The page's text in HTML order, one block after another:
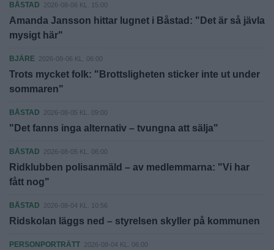
BÅSTAD 2026-08-06 KL. 15:00
Amanda Jansson hittar lugnet i Båstad: "Det är så jävla
mysigt här"
BJÄRE 2026-08-06 KL. 06:00
Trots mycket folk: "Brottsligheten sticker inte ut under
sommaren"
BÅSTAD 2026-08-05 KL. 09:00
"Det fanns inga alternativ – tvungna att sälja"
BÅSTAD 2026-08-05 KL. 06:00
Ridklubben polisanmäld – av medlemmarna: "Vi har
fått nog"
BÅSTAD 2026-08-04 KL. 10:56
Ridskolan läggs ned – styrelsen skyller på kommunen
PERSONPORTRÄTT 2026-08-04 KL. 06:00